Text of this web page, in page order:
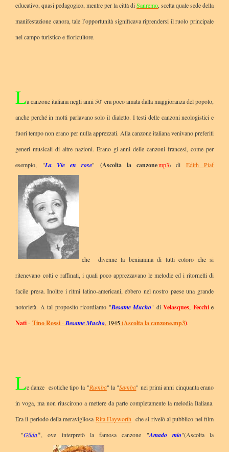
educativo, quasi pedagogico, mentre per la città diSanremo, scelta quale sede della
manifestazione canora, tale l’opportunità significava riprendersi il ruolo principale
nel campo turistico e floricultore.
La canzone italiana negli anni 50' era poco amata dalla maggioranza del popolo,
anche perché in molti parlavano solo il dialetto. I testi delle canzoni neologistici e
fuori tempo non erano per nulla apprezzati. Alla canzone italiana venivano preferiti
generi musicali di altre nazioni. Erano gi anni delle canzoni francesi, come per
esempio, "La Vie en rose" (Ascolta la canzone.mp3) di Edith Piaf
che divenne la beniamina di tutti coloro che si
ritenevano colti e raffinati, i quali poco apprezzavano le melodie ed i ritornelli di
facile presa. Inoltre i ritmi latino-americani, ebbero nel nostro paese una grande
notorietà. A tal proposito ricordiamo "Besame Mucho" di Velasques, Fecchie
Nati- Tino Rossi-Besame Mucho, 1945(Ascolta la canzone.mp3).
Le danze esotiche tipo la "Rumba" la "Samba" nei primi anni cinquanta erano
in voga, ma non riuscirono a mettere da parte completamente la melodia Italiana.
Era il periodo della meravigliosa Rita Hayworth che si rivelò al pubblico nel film
"Gilda", ove interpretò la famosa canzone "Amado mio"(Ascolta la